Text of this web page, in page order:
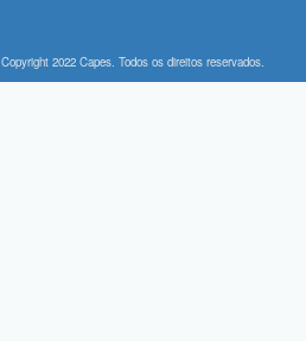
Copyright 2022 Capes. Todos os direitos reservados.